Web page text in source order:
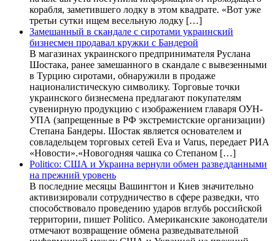
корабля, заметившего лодку в этом квадрате. «Вот уже
третьи сутки ищем весельную лодку […]
Замешанный в скандале с сиротами украинский
бизнесмен продавал кружки с Бандерой
В магазинах украинского предпринимателя Руслана
Шостака, ранее замешанного в скандале с вывезенными
в Турцию сиротами, обнаружили в продаже
националистическую символику. Торговые точки
украинского бизнесмена предлагают покупателям
сувенирную продукцию с изображением главаря ОУН-
УПА (запрещенные в РФ экстремистские организации)
Степана Бандеры. Шостак является основателем и
совладельцем торговых сетей Eva и Varus, передает РИА
«Новости».«Новогодняя чашка со Степаном […]
Politico: США и Украина вернули обмен разведданными
на прежний уровень
В последние месяцы Вашингтон и Киев значительно
активизировали сотрудничество в сфере разведки, что
способствовало проведению ударов вглубь российской
территории, пишет Politico. Американские законодатели
отмечают возвращение обмена разведывательной